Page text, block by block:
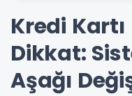
Kredi
Dikkat:
Aşağı